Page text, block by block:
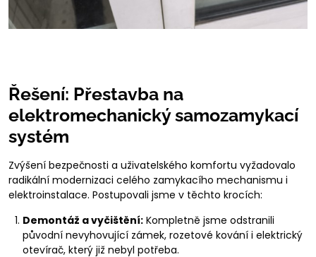
Řešení: Přestavba na
elektromechanický samozamykací
systém
Zvýšení bezpečnosti a uživatelského komfortu vyžadovalo
radikální modernizaci celého zamykacího mechanismu i
elektroinstalace. Postupovali jsme v těchto krocích:
Demontáž a vyčištění: Kompletně jsme odstranili
původní nevyhovující zámek, rozetové kování i elektrický
otevírač, který již nebyl potřeba.